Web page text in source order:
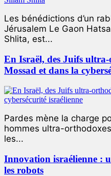
Les bénédictions d’un
Jérusalem Le Gaon
Shlita, est...
En Israël, des Juifs
Mossad et dans la
Pardes mène la charge
hommes ultra-
les...
Innovation israélienne :
les robots